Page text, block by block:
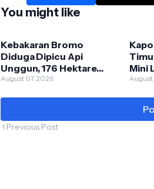
You might like
Kebakaran Bromo
Diduga Dipicu Api
Unggun, 176 Hektare
Lahan TNBTS Terbakar
August 07, 2026
Mini
August
Previous Post